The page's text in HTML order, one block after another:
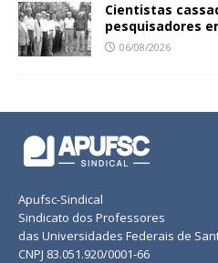
Cientistas
pesquisadores
06/08/2026
Apufsc-Sindical
Sindicato dos Professores
das Universidades Federais de
CNPJ 83.051.920/0001-66